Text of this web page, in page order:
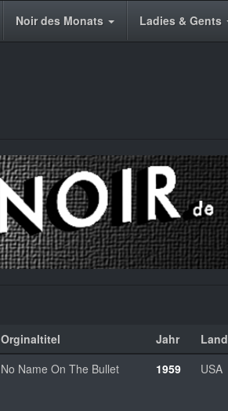
Noir des Monats Ladies & Gents
Orginaltitel Jahr Land
No Name On The Bullet 1959 USA